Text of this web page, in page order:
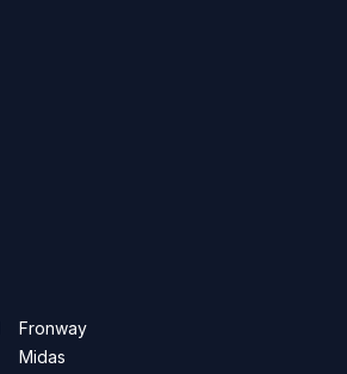
Fronway
Midas